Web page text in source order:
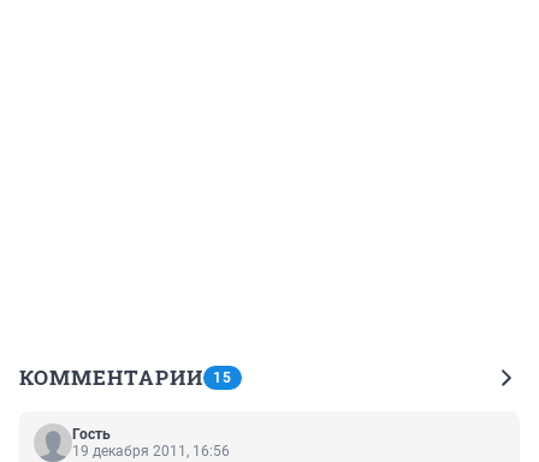
КОММЕНТАРИИ 15
Гость
19 декабря 2011, 16:56